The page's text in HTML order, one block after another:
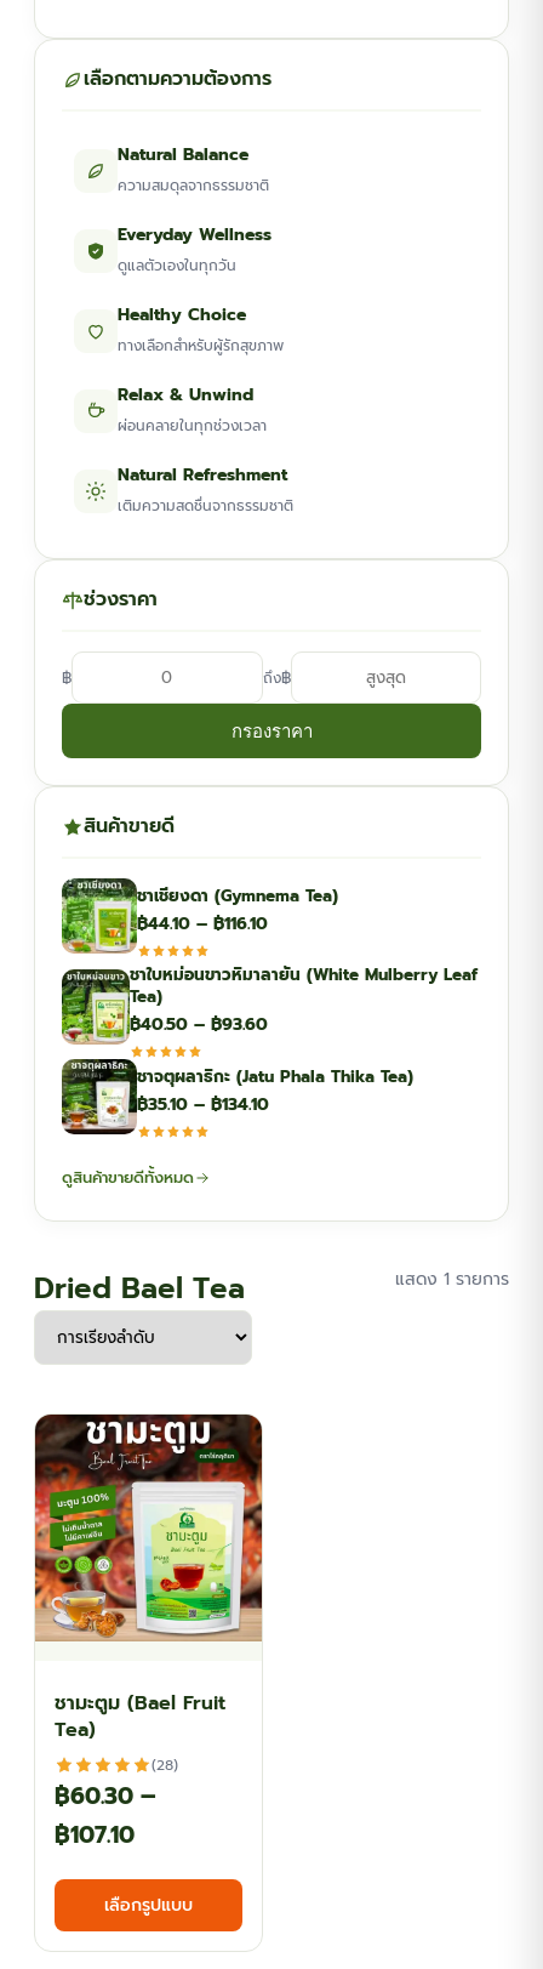
เลือกตามความต้องการ
Natural Balance
ความสมดุลจากธรรมชาติ
Everyday Wellness
ดูแลตัวเองในทุกวัน
Healthy Choice
ทางเลือกสำหรับผู้รักสุขภาพ
Relax & Unwind
ผ่อนคลายในทุกช่วงเวลา
Natural Refreshment
เติมความสดชื่นจากธรรมชาติ
ช่วงราคา
฿ ถึง฿
กรองราคา
สินค้าขายดี
ชาเชียงดา (Gymnema Tea)
฿44.10 – ฿116.10Price
฿44.10
฿116.10
ชาใบหม่อนขาวหิมาลายัน (White Mulberry Leaf
Tea)
฿40.50 – ฿93.60Price
฿40.50
through
ชาจตุผลาธิกะ (Jatu Phala Thika Tea)
฿35.10 – ฿134.10Price
ดูสินค้าขายดีทั้งหมด
Dried Bael Tea แสดง 1 รายการ
ชามะตูม (Bael Fruit
Tea)
(28)
฿60.30 –
฿107.10Price
range:
฿60.30
through
เลือกรูปแบบ
This
has